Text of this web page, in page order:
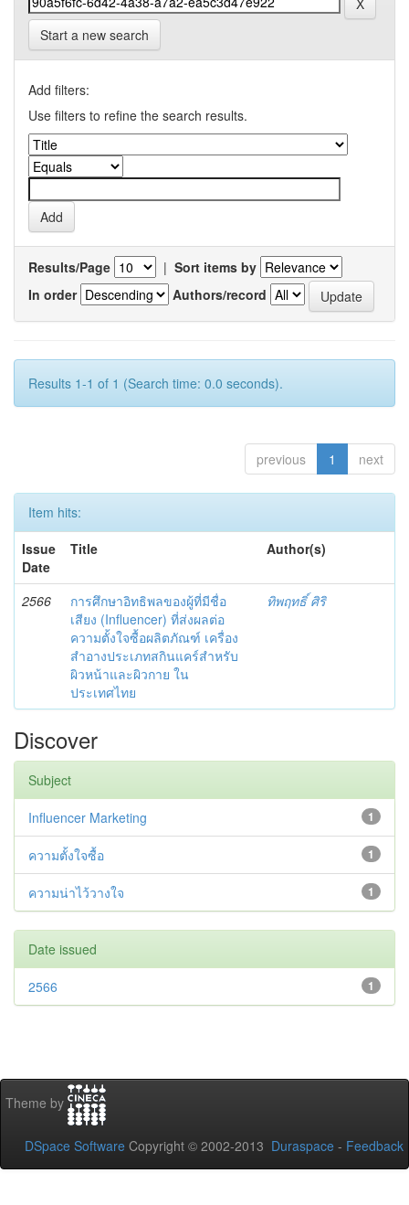
Start a new search
Add filters:
Use filters to refine the search results.
Results/Page | Sort items by
In order
Authors/record
Results 1-1 of 1 (Search time: 0.0 seconds).
previous 1 next
Item hits:
Issue
Date
Title Author(s)
2566
การศึกษาอิทธิพลของผู้ที่มีชื่อ
เสียง (Influencer) ที่ส่งผลต่อ
ความตั้งใจซื้อผลิตภัณฑ์ เครื่อง
สำอางประเภทสกินแคร์สำหรับ
ผิวหน้าและผิวกาย ใน
ประเทศไทย
ทิพฤทธิ์ ศิริ
Discover
Subject
1
Influencer Marketing
1
ความตั้งใจซื้อ
1
ความน่าไว้วางใจ
Date issued
1
2566
Theme by
DSpace Software Copyright © 2002-2013 Duraspace - Feedback